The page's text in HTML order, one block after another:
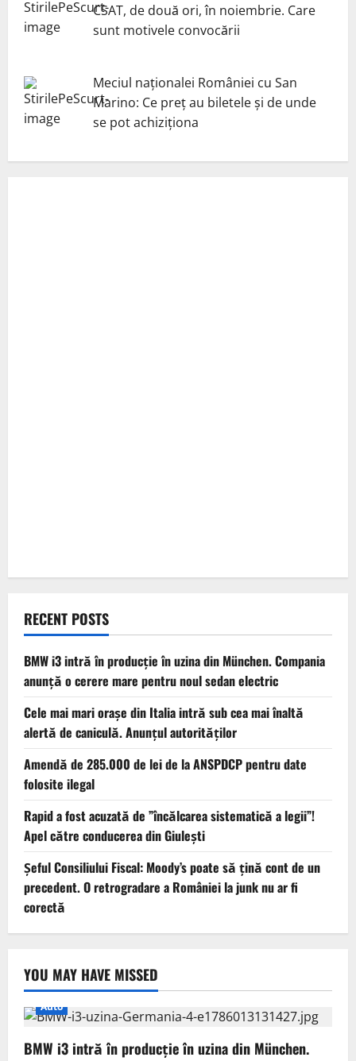
CSAT, de două ori, în noiembrie. Care
sunt motivele convocării
Meciul naționalei României cu San
Marino: Ce preț au biletele și de unde
se pot achiziționa
RECENT POSTS
BMW i3 intră în producție în uzina din München. Compania
anunță o cerere mare pentru noul sedan electric
Cele mai mari orașe din Italia intră sub cea mai înaltă
alertă de caniculă. Anunțul autorităților
Amendă de 285.000 de lei de la ANSPDCP pentru date
folosite ilegal
Rapid a fost acuzată de ”încălcarea sistematică a legii”!
Apel către conducerea din Giulești
Șeful Consiliului Fiscal: Moody’s poate să țină cont de un
precedent. O retrogradare a României la junk nu ar fi
corectă
YOU MAY HAVE MISSED
Auto
BMW i3 intră în producție în uzina din München.